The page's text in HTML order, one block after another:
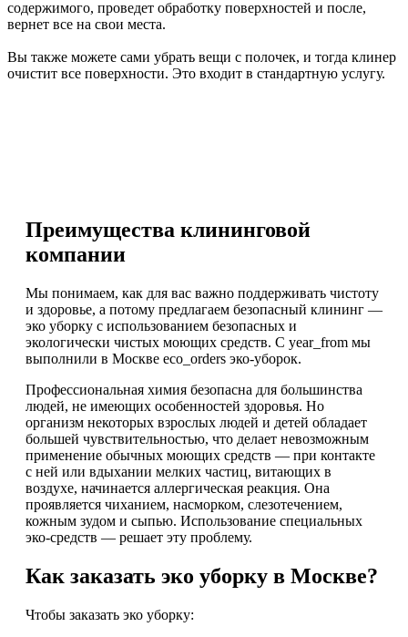
содержимого, проведет обработку поверхностей и после,
вернет все на свои места.
Вы также можете сами убрать вещи с полочек, и тогда клинер
очистит все поверхности. Это входит в стандартную услугу.
Преимущества клининговой
компании
Мы понимаем, как для вас важно поддерживать чистоту
и здоровье, а потому предлагаем безопасный клининг —
эко уборку с использованием безопасных и
экологически чистых моющих средств. С year_from мы
выполнили в Москве eco_orders эко-уборок.
Профессиональная химия безопасна для большинства
людей, не имеющих особенностей здоровья. Но
организм некоторых взрослых людей и детей обладает
большей чувствительностью, что делает невозможным
применение обычных моющих средств — при контакте
с ней или вдыхании мелких частиц, витающих в
воздухе, начинается аллергическая реакция. Она
проявляется чиханием, насморком, слезотечением,
кожным зудом и сыпью. Использование специальных
эко-средств — решает эту проблему.
Как заказать эко уборку в Москве?
Чтобы заказать эко уборку: